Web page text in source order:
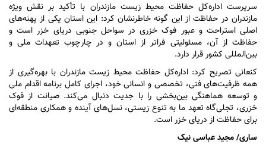
سرپرست اداره‌کل حفاظت محیط زیست مازندران با تأکید بر نقش ویژه
مازندران در حفاظت از این گونه خاطرنشان کرد: این استان یکی از پهنه‌های
اصلی استراحت و عبور فوک خزری در سواحل جنوبی دریای خزر است و
حفاظت از آن، مسئولیتی فراتر از استان و در چارچوب تعهدات ملی و
بین‌المللی کشور قرار دارد.
کنعانی تصریح کرد: اداره‌کل حفاظت محیط زیست مازندران با بهره‌گیری از
همه ظرفیت‌های فنی، تخصصی و انسانی خود، اجرای کامل برنامه اقدام ملی
و توسعه هماهنگی بین‌بخشی را با جدیت دنبال می‌کند. صیانت از فوک
خزری، تجلی‌گاه تعهد ما به تنوع زیستی، نسل‌های آینده و همکاری منطقه‌ای
برای حفاظت از دریای خزر است.
ساری/ مجید عباسی نیک